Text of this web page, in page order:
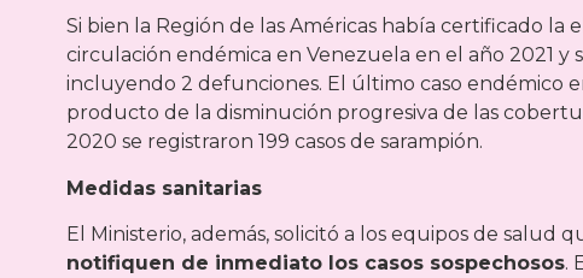
Si bien la Región de las Américas había certificado la
circulación endémica en Venezuela en el año 2021 y
incluyendo 2 defunciones. El último caso endémico
producto de la disminución progresiva de las
2020 se registraron 199 casos de sarampión.
Medidas sanitarias
El Ministerio, además, solicitó a los equipos de salud
notifiquen de inmediato los casos sospechosos.